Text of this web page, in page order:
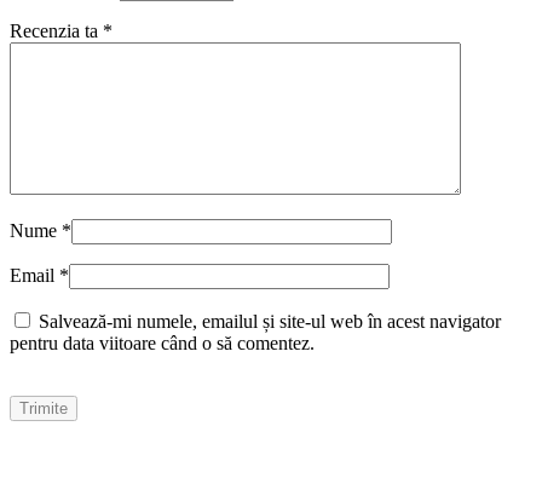
Recenzia ta *
Nume *
Email *
Salvează-mi numele, emailul și site-ul web în acest navigator
pentru data viitoare când o să comentez.